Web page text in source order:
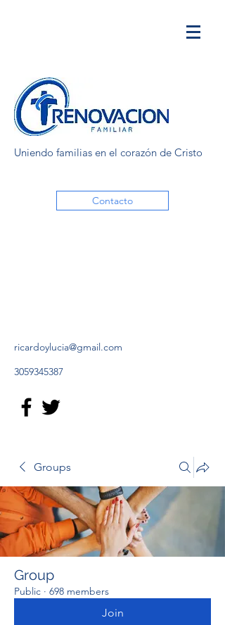
Uniendo familias en el corazón de Cristo
Contacto
ricardoylucia@gmail.com
3059345387
Groups
Group
Public · 698 members
Join